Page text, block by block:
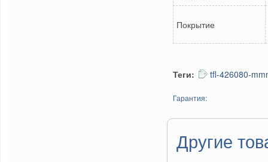
Покрытие
Теги: tfl-426080-
Гарантия:
Другие